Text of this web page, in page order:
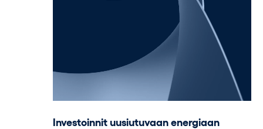
Investoinnit uusiutuvaan energiaan